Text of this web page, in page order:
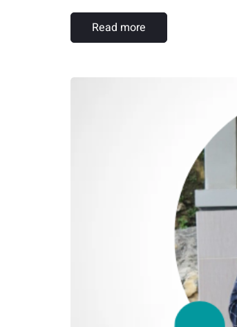
Read more